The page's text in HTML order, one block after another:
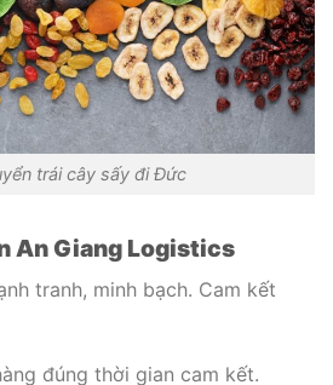
trái cây sấy đi Đức
An Giang Logistics
tranh, minh bạch. Cam kết
đúng thời gian cam kết.